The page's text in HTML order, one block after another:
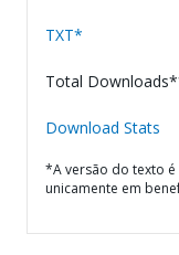
TXT*
Total
Download Stats
*A versão do texto é
unicamente em